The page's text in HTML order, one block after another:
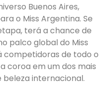
Buenos Aires,
o Miss Argentina. Se
terá a chance de
palco global do Miss
competidoras de todo o
coroa em um dos mais
beleza internacional.